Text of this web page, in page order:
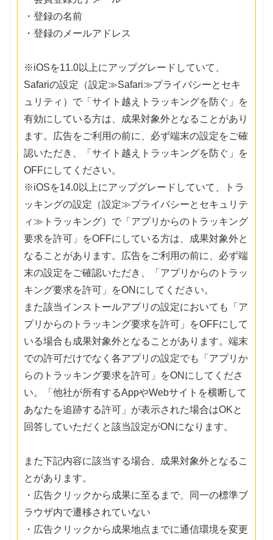
・登録の名前
・登録のメールアドレス
※iOSを11.0以上にアップグレードしていて、
Safariの設定（設定≫Safari≫プライバシーとセキ
ュリティ）で「サイト越えトラッキングを防ぐ」を
有効にしている方は、成果対象外となることがあり
ます。広告をご利用の前に、必ず端末の設定をご確
認いただき、「サイト越えトラッキングを防ぐ」を
OFFにしてください。
※iOSを14.0以上にアップグレードしていて、トラ
ッキングの設定（設定≫プライバシーとセキュリテ
ィ≫トラッキング）で「アプリからのトラッキング
要求を許可」をOFFにしている方は、成果対象外と
なることがあります。広告をご利用の前に、必ず端
末の設定をご確認いただき、「アプリからのトラッ
キング要求を許可」をONにしてください。
また該当インストールアプリの設定においても「ア
プリからのトラッキング要求を許可」をOFFにして
いる場合も成果対象外となることがあります。端末
での許可だけでなく各アプリの設定でも「アプリか
らのトラッキング要求を許可」をONにしてくださ
い。「他社が所有するAppやWebサイトを横断して
あなたを追跡する許可」が表示された場合はOKと
回答していただくと該当設定がONになります。
また下記内容に該当する場合、成果対象外となるこ
とがあります。
・広告クリックから成果に至るまで、同一の標準ブ
ラウザ内で遷移されていない
・広告クリックから成果地点までに通信環境を変更